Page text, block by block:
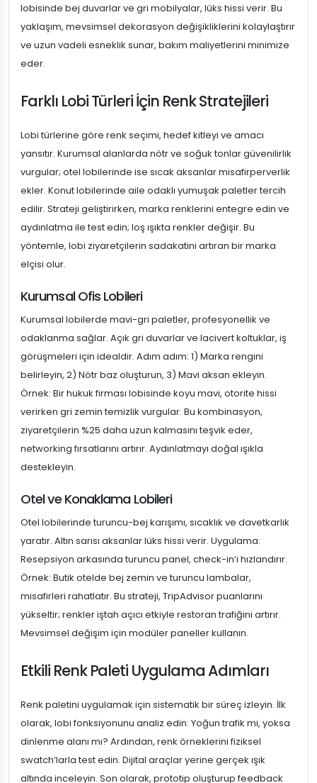
lobisinde bej duvarlar ve gri mobilyalar, lüks hissi verir. Bu
yaklaşım, mevsimsel dekorasyon değişikliklerini kolaylaştırır
ve uzun vadeli esneklik sunar, bakım maliyetlerini minimize
eder.
Farklı Lobi Türleri İçin Renk Stratejileri
Lobi türlerine göre renk seçimi, hedef kitleyi ve amacı
yansıtır. Kurumsal alanlarda nötr ve soğuk tonlar güvenilirlik
vurgular; otel lobilerinde ise sıcak aksanlar misafirperverlik
ekler. Konut lobilerinde aile odaklı yumuşak paletler tercih
edilir. Strateji geliştirirken, marka renklerini entegre edin ve
aydınlatma ile test edin; loş ışıkta renkler değişir. Bu
yöntemle, lobi ziyaretçilerin sadakatini artıran bir marka
elçisi olur.
Kurumsal Ofis Lobileri
Kurumsal lobilerde mavi-gri paletler, profesyonellik ve
odaklanma sağlar. Açık gri duvarlar ve lacivert koltuklar, iş
görüşmeleri için idealdir. Adım adım: 1) Marka rengini
belirleyin, 2) Nötr baz oluşturun, 3) Mavi aksan ekleyin.
Örnek: Bir hukuk firması lobisinde koyu mavi, otorite hissi
verirken gri zemin temizlik vurgular. Bu kombinasyon,
ziyaretçilerin %25 daha uzun kalmasını teşvik eder,
networking fırsatlarını artırır. Aydınlatmayı doğal ışıkla
destekleyin.
Otel ve Konaklama Lobileri
Otel lobilerinde turuncu-bej karışımı, sıcaklık ve davetkarlık
yaratır. Altın sarısı aksanlar lüks hissi verir. Uygulama:
Resepsiyon arkasında turuncu panel, check-in’i hızlandırır.
Örnek: Butik otelde bej zemin ve turuncu lambalar,
misafirleri rahatlatır. Bu strateji, TripAdvisor puanlarını
yükseltir; renkler iştah açıcı etkiyle restoran trafiğini artırır.
Mevsimsel değişim için modüler paneller kullanın.
Etkili Renk Paleti Uygulama Adımları
Renk paletini uygulamak için sistematik bir süreç izleyin. İlk
olarak, lobi fonksiyonunu analiz edin: Yoğun trafik mi, yoksa
dinlenme alanı mı? Ardından, renk örneklerini fiziksel
swatch’larla test edin. Dijital araçlar yerine gerçek ışık
altında inceleyin. Son olarak, prototip oluşturup feedback